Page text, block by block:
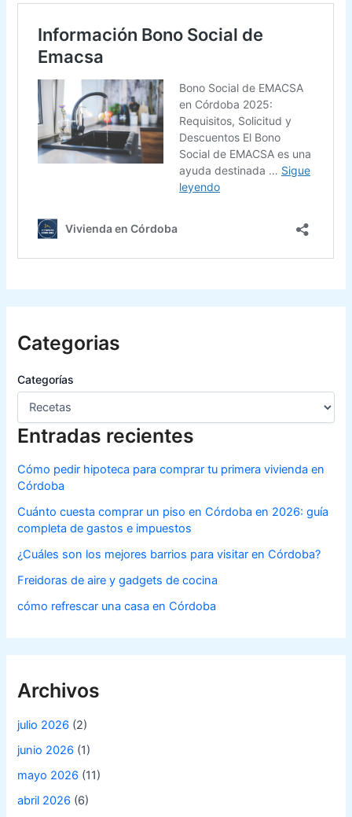
Categorias
Categorías
Entradas recientes
Cómo pedir hipoteca para comprar tu primera vivienda en
Córdoba
Cuánto cuesta comprar un piso en Córdoba en 2026: guía
completa de gastos e impuestos
¿Cuáles son los mejores barrios para visitar en Córdoba?
Freidoras de aire y gadgets de cocina
cómo refrescar una casa en Córdoba
Archivos
julio 2026 (2)
junio 2026 (1)
mayo 2026 (11)
abril 2026 (6)